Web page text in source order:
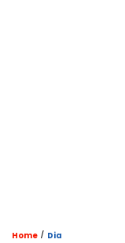
Home / Dia